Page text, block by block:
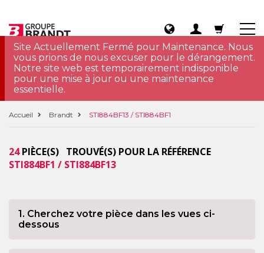
Site Actuellement Fermé pour Maintenance. Nous
vous prions de nous excuser pour le dérangement.
Notre site web est temporairement indisponible
pour une mise à jour ou une maintenance
essentielle.
Accueil Brandt STI884BF13 / STI884BF1
24PIÈCE(S) TROUVÉ(S) POUR LA RÉFÉRENCE
STI884BF1 / STI884BF13
1. Cherchez votre pièce dans les vues ci-
dessous